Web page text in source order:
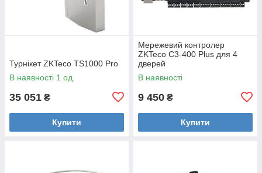
Турнікет ZKTeco TS1000 Pro
В наявності 1 од.
35 051 ₴
Купити
Мережевий контролер
ZKTeco C3-400 Plus для 4
дверей
В наявності
9 450 ₴
Купити